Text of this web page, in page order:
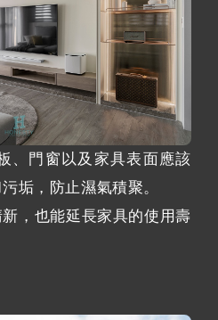
、門窗以及家具表面應該
垢，防止濕氣積聚。
，也能延長家具的使用壽